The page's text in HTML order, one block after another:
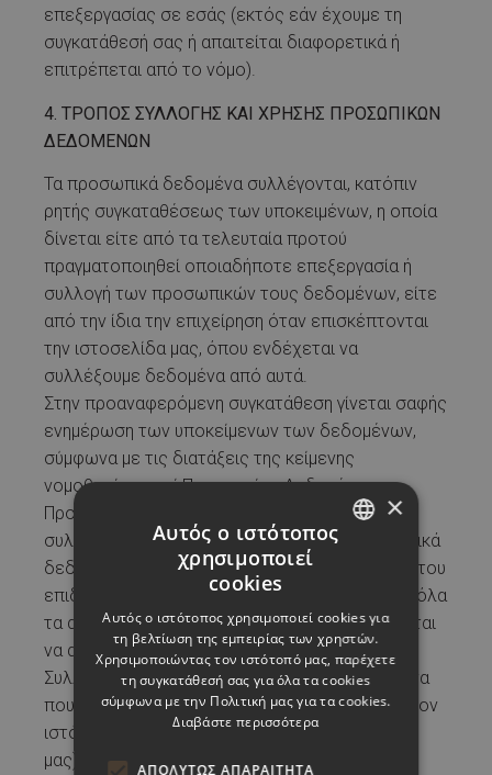
επεξεργασίας σε εσάς (εκτός εάν έχουμε τη
συγκατάθεσή σας ή απαιτείται διαφορετικά ή
επιτρέπεται από το νόμο).
4. ΤΡΟΠΟΣ ΣΥΛΛΟΓΗΣ ΚΑΙ ΧΡΗΣΗΣ ΠΡΟΣΩΠΙΚΩΝ
ΔΕΔΟΜΕΝΩΝ
Τα προσωπικά δεδομένα συλλέγονται, κατόπιν
ρητής συγκαταθέσεως των υποκειμένων, η οποία
δίνεται είτε από τα τελευταία προτού
πραγματοποιηθεί οποιαδήποτε επεξεργασία ή
συλλογή των προσωπικών τους δεδομένων, είτε
από την ίδια την επιχείρηση όταν επισκέπτονται
την ιστοσελίδα μας, όπου ενδέχεται να
συλλέξουμε δεδομένα από αυτά.
Στην προαναφερόμενη συγκατάθεση γίνεται σαφής
ενημέρωση των υποκείμενων των δεδομένων,
σύμφωνα με τις διατάξεις της κείμενης
νομοθεσίας περί Προστασίας Δεδομένων
Προσωπικού Χαρακτήρα ότι πρόκειται να
συλλεχθούν και να επεξεργαστούν τα προσωπικά
δεδομένα που απαιτούνται για την εκπλήρωση του
επιδιωκόμενου σκοπού και ενημερώνονται για όλα
τα αναγνωρισμένα δικαιώματα, τα οποία δύνανται
να ασκήσουν.
Συλλέγουμε, επίσης, και αναλύουμε τα δεδομένα
που εισάγετε με τη χρήση ψηφιακών μέσων (στον
ιστότοπο και τις εφαρμογές του ξενοδοχείου
μας), τα δεδομένα της συσκευής, της
×
Αυτός ο ιστότοπος
χρησιμοποιεί
cookies
Αυτός ο ιστότοπος χρησιμοποιεί cookies για
τη βελτίωση της εμπειρίας των χρηστών.
Χρησιμοποιώντας τον ιστότοπό μας, παρέχετε
τη συγκατάθεσή σας για όλα τα cookies
σύμφωνα με την Πολιτική μας για τα cookies.
Διαβάστε περισσότερα
ΑΠΟΛΎΤΩΣ ΑΠΑΡΑΊΤΗΤΑ